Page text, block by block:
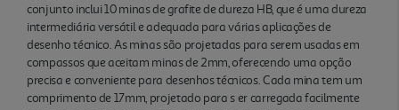
conjunto inclui 10 minas de grafite de dureza HB, que é uma dureza
intermediária versátil e adequada para várias aplicações de
desenho técnico. As minas são projetadas para serem usadas em
compassos que aceitam minas de 2mm, oferecendo uma opção
precisa e conveniente para desenhos técnicos. Cada mina tem um
comprimento de 17mm, projetado para s er carregada facilmente